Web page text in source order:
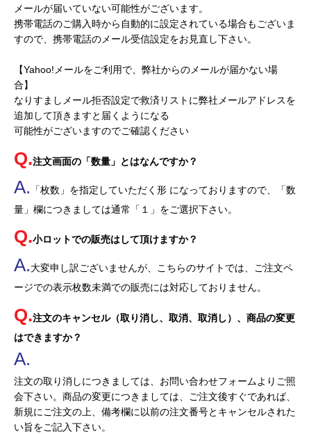
メールが届いていない可能性がございます。
携帯電話のご購入時から自動的に設定されている場合もございま
すので、携帯電話のメール受信設定をお見直し下さい。
【Yahoo!メールをご利用で、弊社からのメールが届かない場
合】
なりすましメール拒否設定で救済リストに弊社メールアドレスを
追加して頂きますと届くようになる
可能性がございますのでご確認ください
注文画面の「数量」とはなんですか？
「枚数」を指定していただく形 になっておりますので、「数
量」欄につきましては通常「１」をご選択下さい。
小ロットでの販売はして頂けますか？
大変申し訳ございませんが、こちらのサイトでは、ご注文ペ
ージでの表示枚数未満での販売には対応しておりません。
注文のキャンセル（取り消し、取消、取消し）、商品の変更
はできますか？
注文の取り消しにつきましては、お問い合わせフォームよりご照
会下さい。商品の変更につきましては、ご注文後すぐであれば、
新規にご注文の上、備考欄に以前の注文番号とキャンセルされた
い旨をご記入下さい。